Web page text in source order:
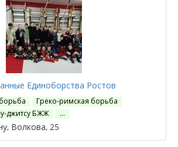
Единоборства Ростов
Греко-римская борьба
джитсу БЖЖ
…
Волкова, 25